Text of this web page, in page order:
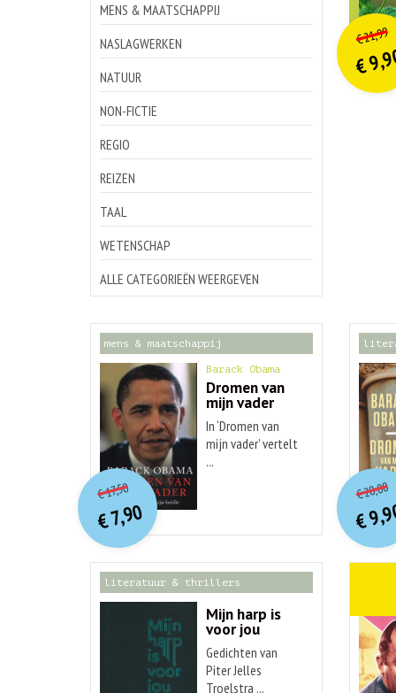
MENS & MAATSCHAPPIJ
NASLAGWERKEN
NATUUR
NON-FICTIE
REGIO
REIZEN
TAAL
WETENSCHAP
ALLE CATEGORIEËN WEERGEVEN
€21,99
€
mens & maatschappij
Barack Obama
Dromen van
mijn vader
In ‘Dromen van
mijn vader’ vertelt
...
€17,50O
orspr
onkelijke
prijs
was:
€ 17,50.
€7,90
Huidige
prijs
is:
€ 7,90.
€20,00
€
literatuur & thrillers
Mijn harp is
voor jou
Gedichten van
Piter Jelles
Troelstra ...